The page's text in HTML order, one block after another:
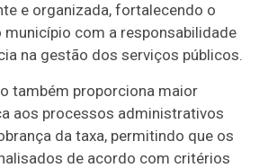
e organizada, fortalecendo o
com a responsabilidade
na gestão dos serviços públicos.
também proporciona maior
aos processos administrativos
da taxa, permitindo que os
de acordo com critérios